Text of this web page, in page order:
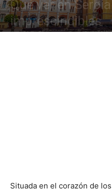
Qué ver en
imprescindibles
Situada en el corazón de